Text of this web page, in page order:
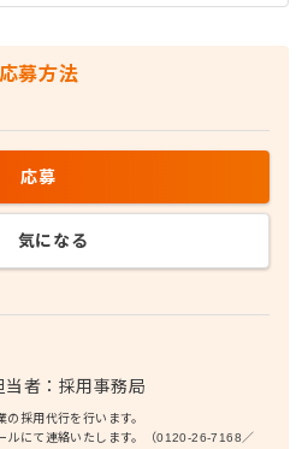
応募方法
当者： 採用事務局
採用代行を行います。
ルにて連絡いたします。（0120-26-7168／
応募
気になる